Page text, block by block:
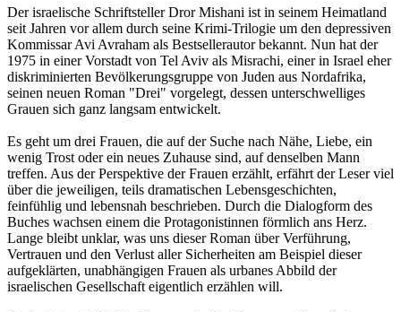
Der israelische Schriftsteller Dror Mishani ist in seinem Heimatland
seit Jahren vor allem durch seine Krimi-Trilogie um den depressiven
Kommissar Avi Avraham als Bestsellerautor bekannt. Nun hat der
1975 in einer Vorstadt von Tel Aviv als Misrachi, einer in Israel eher
diskriminierten Bevölkerungsgruppe von Juden aus Nordafrika,
seinen neuen Roman "Drei" vorgelegt, dessen unterschwelliges
Grauen sich ganz langsam entwickelt.
Es geht um drei Frauen, die auf der Suche nach Nähe, Liebe, ein
wenig Trost oder ein neues Zuhause sind, auf denselben Mann
treffen. Aus der Perspektive der Frauen erzählt, erfährt der Leser viel
über die jeweiligen, teils dramatischen Lebensgeschichten,
feinfühlig und lebensnah beschrieben. Durch die Dialogform des
Buches wachsen einem die Protagonistinnen förmlich ans Herz.
Lange bleibt unklar, was uns dieser Roman über Verführung,
Vertrauen und den Verlust aller Sicherheiten am Beispiel dieser
aufgeklärten, unabhängigen Frauen als urbanes Abbild der
israelischen Gesellschaft eigentlich erzählen will.